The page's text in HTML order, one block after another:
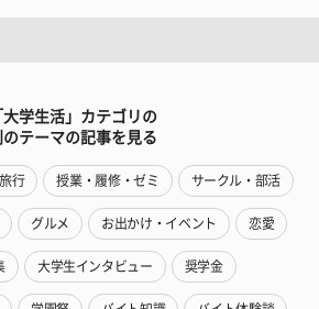
大学生活」カテゴリの
のテーマの記事を見る
行 授業・履修・ゼミ サークル・部活
グルメ お出かけ・イベント 恋愛
大学生インタビュー 奨学金